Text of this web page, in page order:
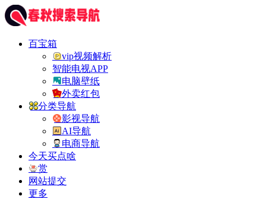
百宝箱
vip视频解析
智能电视APP
电脑壁纸
外卖红包
分类导航
影视导航
AI导航
电商导航
今天买点啥
赏
网站提交
更多